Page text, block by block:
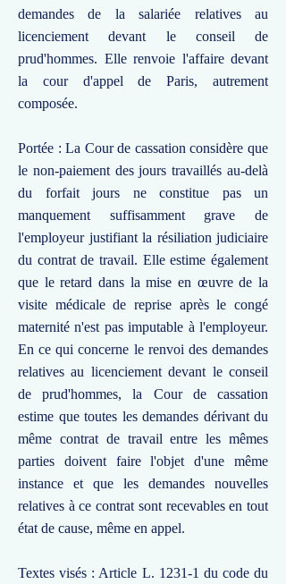
demandes de la salariée relatives au
licenciement devant le conseil de
prud'hommes. Elle renvoie l'affaire devant
la cour d'appel de Paris, autrement
composée.
Portée : La Cour de cassation considère que
le non-paiement des jours travaillés au-delà
du forfait jours ne constitue pas un
manquement suffisamment grave de
l'employeur justifiant la résiliation judiciaire
du contrat de travail. Elle estime également
que le retard dans la mise en œuvre de la
visite médicale de reprise après le congé
maternité n'est pas imputable à l'employeur.
En ce qui concerne le renvoi des demandes
relatives au licenciement devant le conseil
de prud'hommes, la Cour de cassation
estime que toutes les demandes dérivant du
même contrat de travail entre les mêmes
parties doivent faire l'objet d'une même
instance et que les demandes nouvelles
relatives à ce contrat sont recevables en tout
état de cause, même en appel.
Textes visés : Article L. 1231-1 du code du